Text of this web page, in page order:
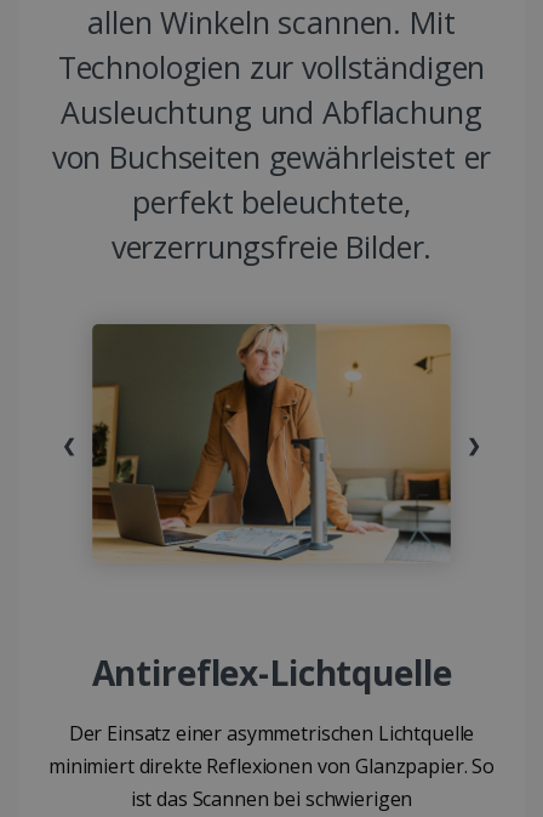
allen Winkeln scannen. Mit
Technologien zur vollständigen
Ausleuchtung und Abflachung
von Buchseiten gewährleistet er
perfekt beleuchtete,
verzerrungsfreie Bilder.
❮ ❯
Antireflex-Lichtquelle
Der Einsatz einer asymmetrischen Lichtquelle
minimiert direkte Reflexionen von Glanzpapier. So
ist das Scannen bei schwierigen